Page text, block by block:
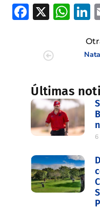
Facebook
X
Últimas